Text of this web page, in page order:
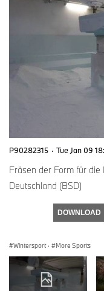
P90282315 · Tue Jan 09
Fräsen der Form für
Deutschland (BSD)
DOWNLOAD
Wintersport · More Sports